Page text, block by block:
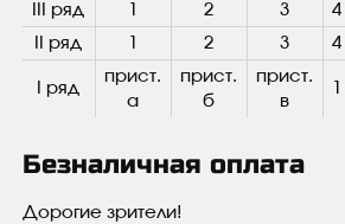
III ряд
2 3 4
II ряд
2 3 4
I ряд
прист.
а
прист.
б
прист.
в
Безналичная оплата
Дорогие зрители!